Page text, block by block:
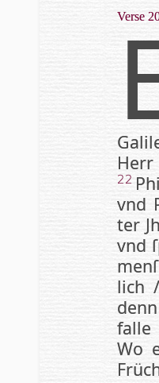
Verse
22
vnd
ter
vnd
lich
fal­le
Wo